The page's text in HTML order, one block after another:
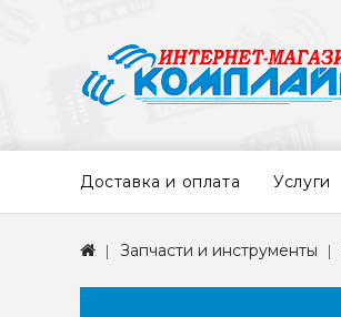
Доставка и оплата Услуги
Запчасти и инструменты